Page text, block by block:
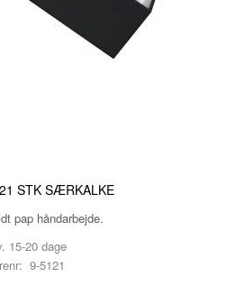
STK SÆRKALKE
pap håndarbejde.
15-20 dage
9-5121